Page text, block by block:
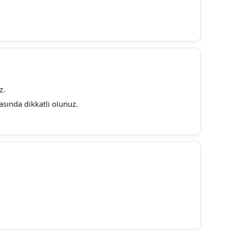
dikkatli olunuz.